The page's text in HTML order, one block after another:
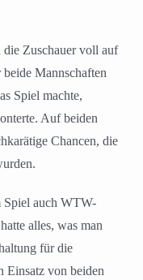
die Zuschauer voll auf
Mannschaften
Spiel machte,
Auf beiden
Chancen, die
Spiel auch WTW-
alles, was man
für die
Einsatz von beiden